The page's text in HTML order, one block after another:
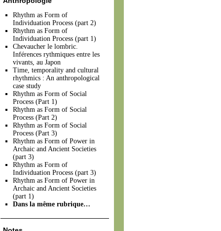
Rhythm as Form of
Individuation Process (part 2)
Rhythm as Form of
Individuation Process (part 1)
Chevaucher le lombric.
Inférences rythmiques entre les
vivants, au Japon
Time, temporality and cultural
rhythmics : An anthropological
case study
Rhythm as Form of Social
Process (Part 1)
Rhythm as Form of Social
Process (Part 2)
Rhythm as Form of Social
Process (Part 3)
Rhythm as Form of Power in
Archaic and Ancient Societies
(part 3)
Rhythm as Form of
Individuation Process (part 3)
Rhythm as Form of Power in
Archaic and Ancient Societies
(part 1)
Dans la même rubrique…